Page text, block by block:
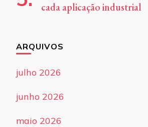
cada aplicação industrial
ARQUIVOS
julho 2026
junho 2026
maio 2026